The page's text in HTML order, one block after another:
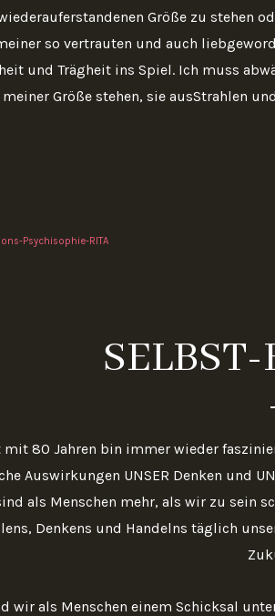
Größe zu stehen
so vertrauten und auch
und Trägheit ins Spiel. Ich muss
Größe stehen, sie ausStrahlen
Psychisophie-RITA
mit 80 Jahren bin immer wieder
Auswirkungen UNSER Denken und
als Menschen mehr, als wir zu sein
Denkens und Handelns täglich
wir als Menschen einem Schicksal